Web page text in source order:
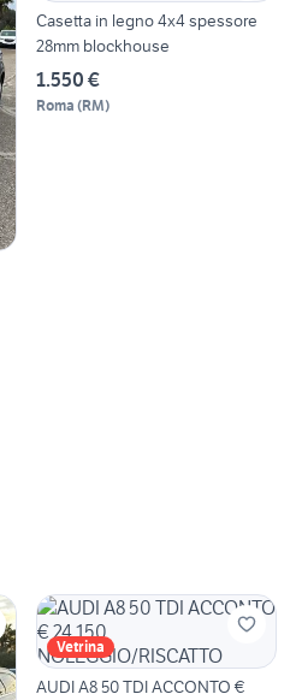
Casetta in legno 4x4 spessore
28mm blockhouse
1.550 €
Roma (RM)
Vetrina
AUDI A8 50 TDI ACCONTO €